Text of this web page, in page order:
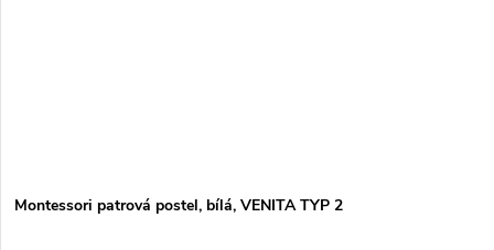
Montessori patrová postel, bílá, VENITA TYP 2